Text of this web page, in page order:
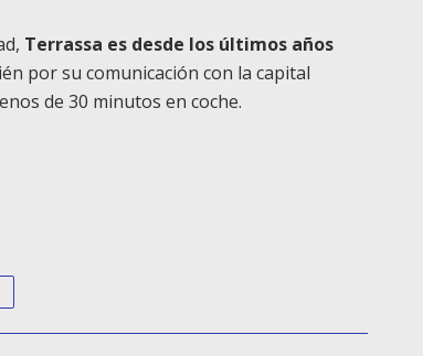
Terrassa es desde los últimos años
por su comunicación con la capital
de 30 minutos en coche.